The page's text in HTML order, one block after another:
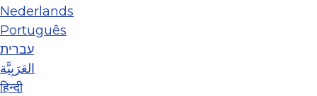
Nederlands
Português
עברית
العَرَبِيَّة
हिन्दी